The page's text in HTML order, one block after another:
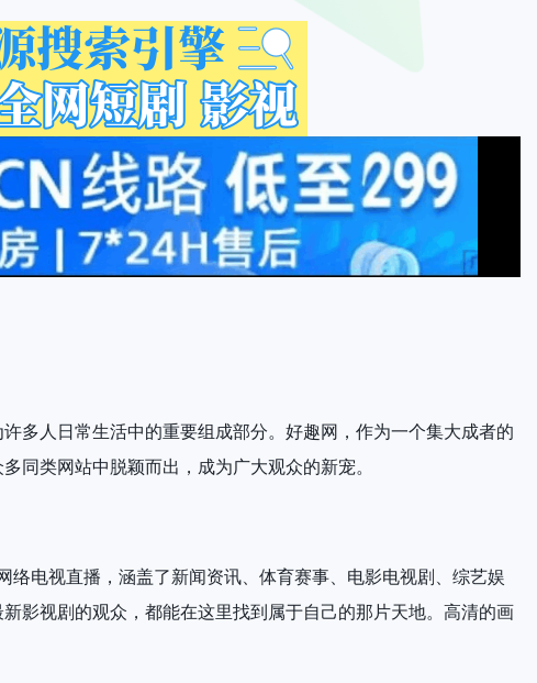
多人日常生活中的重要组成部分。好趣网，作为一个集大成者的
同类网站中脱颖而出，成为广大观众的新宠。
电视直播，涵盖了新闻资讯、体育赛事、电影电视剧、综艺娱
影视剧的观众，都能在这里找到属于自己的那片天地。高清的画